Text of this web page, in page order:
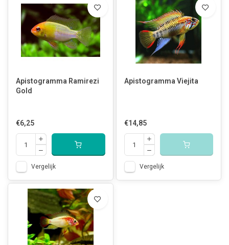
Apistogramma Ramirezi
Gold
€6,25
Vergelijk
Apistogramma Viejita
€14,85
Vergelijk